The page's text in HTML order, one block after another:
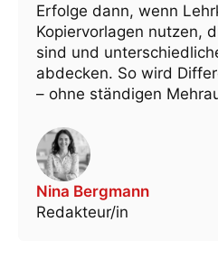
Erfolge dann, wenn
Kopiervorlagen nutzen,
sind und
abdecken. So wird
– ohne ständigen
Nina Bergmann
Redakteur/in